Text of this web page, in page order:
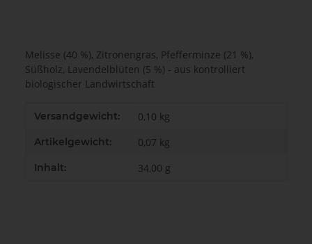
Melisse (40 %), Zitronengras, Pfefferminze (21 %),
Süßholz, Lavendelblüten (5 %) - aus kontrolliert
biologischer Landwirtschaft
Produkteigenschaft
Wert
Versandgewicht: 0,10 kg
Artikelgewicht: 0,07 kg
Inhalt: 34,00 g